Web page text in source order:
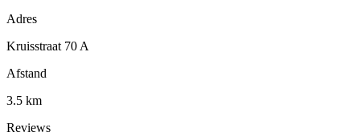
Adres
Kruisstraat 70 A
Afstand
3.5 km
Reviews